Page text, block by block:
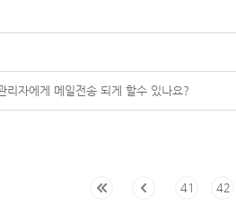
리자에게 메일전송 되게 할수 있나요?
41 42